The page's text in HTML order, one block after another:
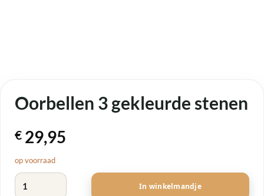
Oorbellen 3 gekleurde stenen
€ 29,95
op voorraad
Oorbellen 3 gekleurde stenen aantal
In winkelmandje